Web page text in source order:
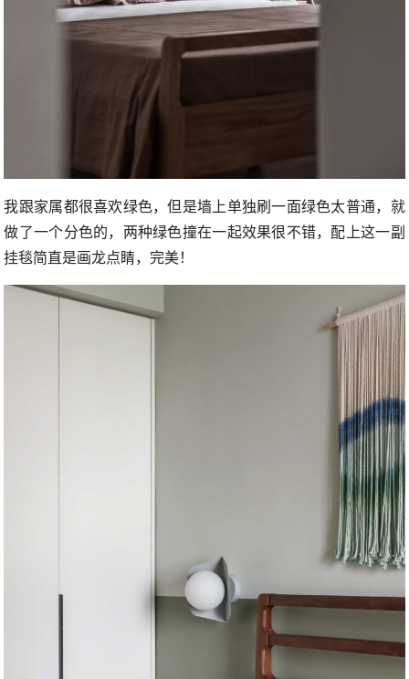
我跟家属都很喜欢绿色，但是墙上单独刷一面绿色太普通，就
做了一个分色的，两种绿色撞在一起效果很不错，配上这一副
挂毯简直是画龙点睛，完美！